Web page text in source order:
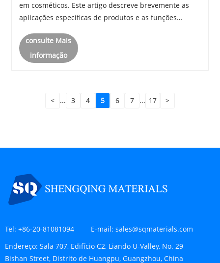
em cosméticos. Este artigo descreve brevemente as
aplicações específicas de produtos e as funções
consulte Mais
informação
< ... 3 4 5 6 7 ... 17 >
Tel: +86-20-81081094 E-mail: sales@sqmaterials.com
Endereço: Sala 707, Edifício C2, Liando U-Valley, No. 29
Bishan Street, Distrito de Huangpu, Guangzhou, China